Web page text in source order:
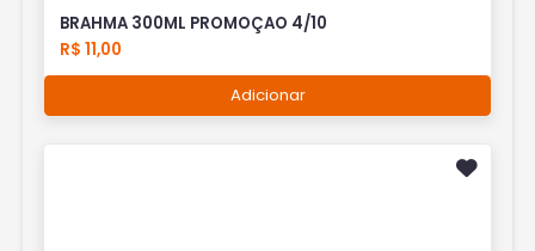
BRAHMA 300ML PROMOÇAO 4/10
R$ 11,00
Adicionar